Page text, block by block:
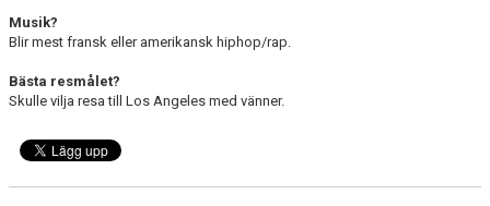
Musik?
Blir mest fransk eller amerikansk hiphop/rap.
Bästa resmålet?
Skulle vilja resa till Los Angeles med vänner.